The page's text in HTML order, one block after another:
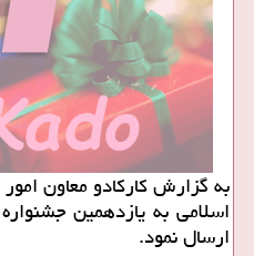
به گزارش كاركادو معاون
اسلامی به یازدهمین
ارسال نمود.